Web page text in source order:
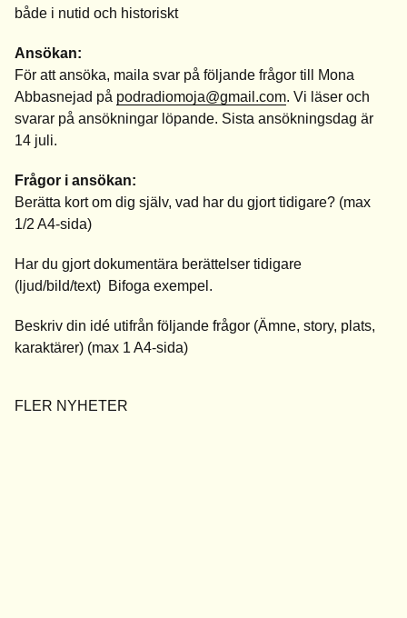
både i nutid och historiskt
Ansökan:
För att ansöka, maila svar på följande frågor till Mona
Abbasnejad på podradiomoja@gmail.com. Vi läser och
svarar på ansökningar löpande. Sista ansökningsdag är
14 juli.
Frågor i ansökan:
Berätta kort om dig själv, vad har du gjort tidigare? (max
1/2 A4-sida)
Har du gjort dokumentära berättelser tidigare
(ljud/bild/text) Bifoga exempel.
Beskriv din idé utifrån följande frågor (Ämne, story, plats,
karaktärer) (max 1 A4-sida)
FLER NYHETER